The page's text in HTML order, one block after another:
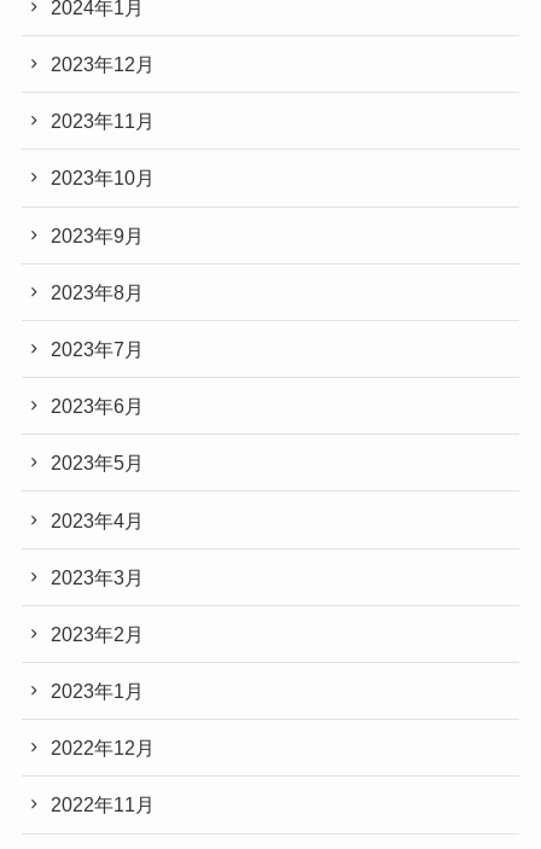
2024年1月
2023年12月
2023年11月
2023年10月
2023年9月
2023年8月
2023年7月
2023年6月
2023年5月
2023年4月
2023年3月
2023年2月
2023年1月
2022年12月
2022年11月